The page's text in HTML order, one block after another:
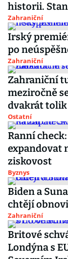
historii.
Zahraniční
Irský
po
Zahraniční
Zahraniční
meziročně
dvakrát tolik
Ostatní
Ranní
expandovat
ziskovost
Byznys
Biden a
chtějí
Zahraniční
Britové
Londýna s